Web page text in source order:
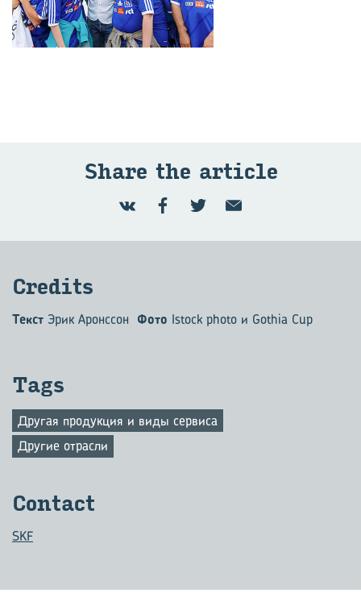
Share the article
Credits
Текст Эрик Аронссон Фото Istock photo и Gothia Cup
Tags
Другая продукция и виды сервиса
Другие отрасли
Contact
SKF